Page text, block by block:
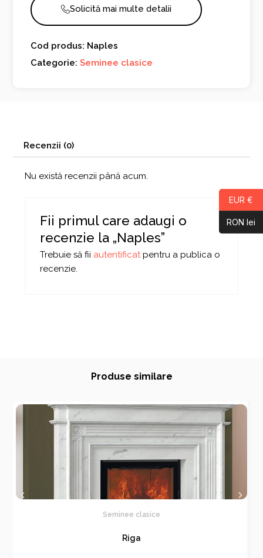
Solicită mai multe detalii
Cod produs: Naples
Categorie:Seminee clasice
Recenzii (0)
Nu există recenzii până acum.
Fii primul care adaugi o
recenzie la „Naples”
Trebuie să fii autentificatpentru a publica o
recenzie.
Produse similare
Seminee clasice
Riga
EUR €
RON lei